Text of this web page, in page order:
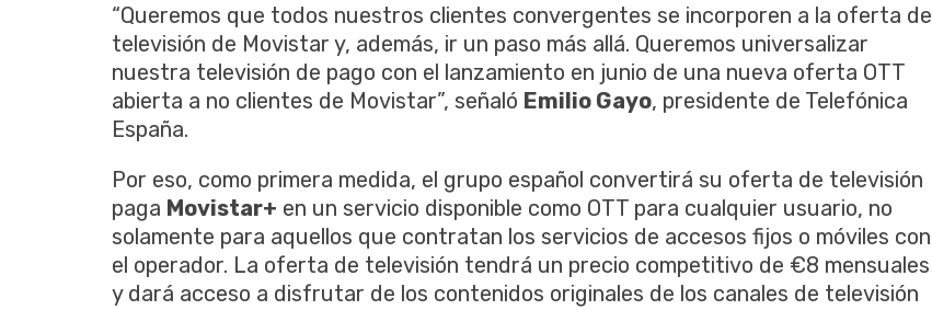
“Queremos que todos nuestros clientes convergentes se incorporen a la oferta de
televisión de Movistar y, además, ir un paso más allá. Queremos universalizar
nuestra televisión de pago con el lanzamiento en junio de una nueva oferta OTT
abierta a no clientes de Movistar”, señaló Emilio Gayo, presidente de Telefónica
España.
Por eso, como primera medida, el grupo español convertirá su oferta de televisión
paga Movistar+ en un servicio disponible como OTT para cualquier usuario, no
solamente para aquellos que contratan los servicios de accesos fijos o móviles con
el operador. La oferta de televisión tendrá un precio competitivo de €8 mensuales
y dará acceso a disfrutar de los contenidos originales de los canales de televisión